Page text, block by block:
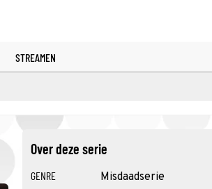
STREAMEN
Over deze serie
GENRE Misdaadserie